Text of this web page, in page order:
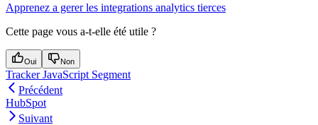
Apprenez a gerer les integrations analytics tierces
Cette page vous a-t-elle été utile ?
Oui Non
Tracker JavaScript Segment
Précédent
HubSpot
Suivant